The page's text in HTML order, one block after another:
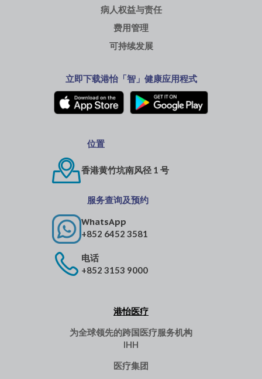
病人权益与责任
费用管理
可持续发展
立即下载港怡「智」健康应用程式
位置
香港黄竹坑南风径 1 号
服务查询及预约
WhatsApp
+852 6452 3581
电话
+852 3153 9000
港怡医疗
为全球领先的跨国医疗服务机构
IHH
医疗集团